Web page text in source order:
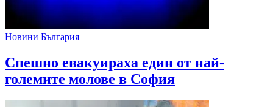
Новини България
Спешно евакуираха един от най-
големите молове в София